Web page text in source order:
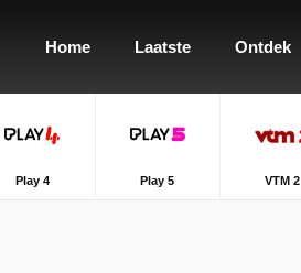
Home Laatste Ontdek
Play 4 Play 5 VTM 2